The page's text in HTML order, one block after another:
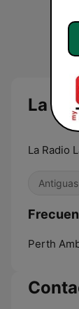
La
La Radio
Antiguas
Perth